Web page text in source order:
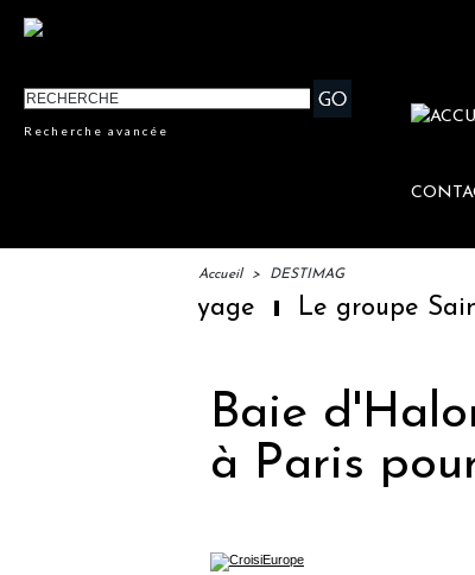
Recherche avancée
Accueil > DESTIMAG
du voyage Le groupe Sainte-
Baie
à Paris